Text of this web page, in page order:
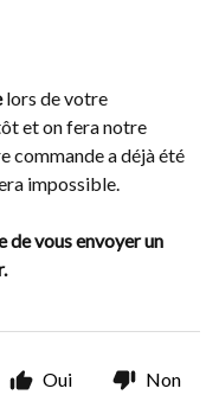
lors de votre
et on fera notre
commande a déjà été
impossible.
de vous envoyer un
Oui Non